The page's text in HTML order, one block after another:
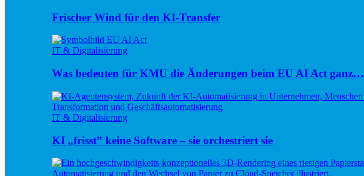
Frischer Wind für den KI-Transfer
IT & Digitalisierung
Was bedeuten für KMU die Änderungen beim EU AI Act ganz…
IT & Digitalisierung
KI „frisst” keine Software – sie orchestriert sie